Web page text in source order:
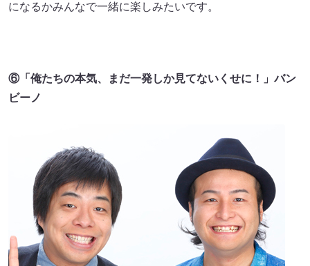
になるかみんなで一緒に楽しみたいです。
⑥「俺たちの本気、まだ一発しか見てないくせに！」バン
ビーノ